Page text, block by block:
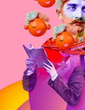
Espace enseignant·e·s
Espace participant⋅e⋅s
Espace Salon dans la ville
Espace bénévoles
Devenir bénévole
À propos du Salon
Liste des exposant·e·s
Liste des auteur·rice·s